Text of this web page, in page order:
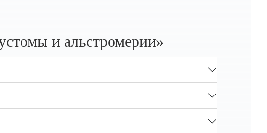
и альстромерии»